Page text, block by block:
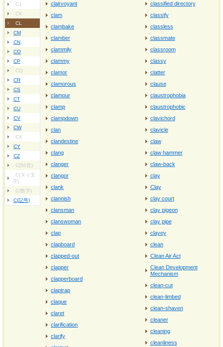
CJ
CK
CL
CM
CN
CO
CP
CQ
CR
CS
CT
CU
CV
CW
CX
CY
CZ
C(50音)
C(タイ文
字)
C(数字)
C(記号)
clairvoyant
clam
clambake
clamber
clammily
clammy
clamor
clamorous
clamour
clamp
clampdown
clan
clandestine
clang
clanger
clangor
clank
clannish
clansman
clanswoman
clap
clapboard
clapped-out
clapper
clapperboard
claptrap
claque
claret
clarification
clarify
classified directory
classify
classless
classmate
classroom
classy
clatter
clause
claustrophobia
claustrophobic
clavichord
clavicle
claw
claw hammer
claw-back
clay
Clay
clay court
clay pigeon
clay pipe
clayey
clean
Clean Air Act
Clean Development
Mechanism
clean-cut
clean-limbed
clean-shaven
cleaner
cleaning
cleanliness